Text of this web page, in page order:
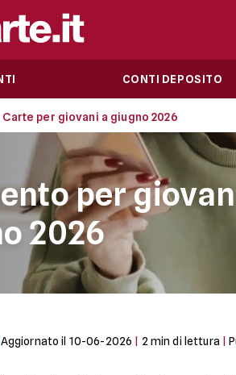
CONTI DEPOSITO
Carte per giovani a giugno 2026
per
2026
Aggiornato il 10-06-2026 2 min di lettura |